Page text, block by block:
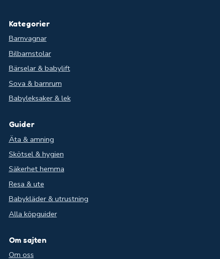
Kategorier
Barnvagnar
Bilbarnstolar
Bärselar & babylift
Sova & barnrum
Babyleksaker & lek
Guider
Äta & amning
Skötsel & hygien
Säkerhet hemma
Resa & ute
Babykläder & utrustning
Alla köpguider
Om sajten
Om oss